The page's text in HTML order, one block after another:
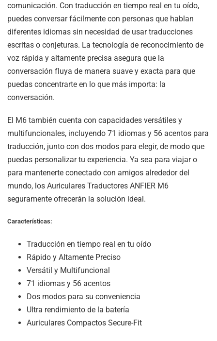
comunicación. Con traducción en tiempo real en tu oído,
puedes conversar fácilmente con personas que hablan
diferentes idiomas sin necesidad de usar traducciones
escritas o conjeturas. La tecnología de reconocimiento de
voz rápida y altamente precisa asegura que la
conversación fluya de manera suave y exacta para que
puedas concentrarte en lo que más importa: la
conversación.
El M6 también cuenta con capacidades versátiles y
multifuncionales, incluyendo 71 idiomas y 56 acentos para
traducción, junto con dos modos para elegir, de modo que
puedas personalizar tu experiencia. Ya sea para viajar o
para mantenerte conectado con amigos alrededor del
mundo, los Auriculares Traductores ANFIER M6
seguramente ofrecerán la solución ideal.
Características:
Traducción en tiempo real en tu oído
Rápido y Altamente Preciso
Versátil y Multifuncional
71 idiomas y 56 acentos
Dos modos para su conveniencia
Ultra rendimiento de la batería
Auriculares Compactos Secure-Fit